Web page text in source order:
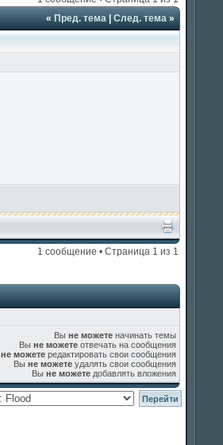
«Пред. тема|След. тема»
1 сообщение • Страница 1 из 1
Вы не можете начинать темы
Вы не можете отвечать на сообщения
не можете редактировать свои сообщения
Вы не можете удалять свои сообщения
Вы не можете добавлять вложения